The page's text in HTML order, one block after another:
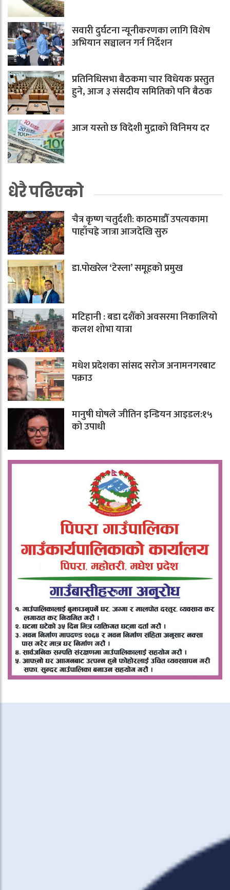
सवारी दुर्घटना न्यूनीकरणका लागि विशेष
अभियान सञ्चालन गर्न निर्देशन
प्रतिनिधिसभा बैठकमा चार विधेयक प्रस्तुत
हुने, आज ३ संसदीय समितिको पनि बैठक
आज यस्तो छ विदेशी मुद्राको विनिमय दर
धेरै पढिएको
चैत्र कृष्ण चतुर्दशी: काठमाडौँ उपत्यकामा
पाहाँचह्रे जात्रा आजदेखि सुरु
डा.पोखरेल ‘टेस्ला’ समूहको प्रमुख
मटिहानी : बडा दशैँको अवसरमा निकालियो
कलश शोभा यात्रा
मधेश प्रदेशका सांसद सरोज अनामनगरबाट
पक्राउ
मानुषी घोषले जीतिन इन्डियन आइडल:१५
को उपाधी